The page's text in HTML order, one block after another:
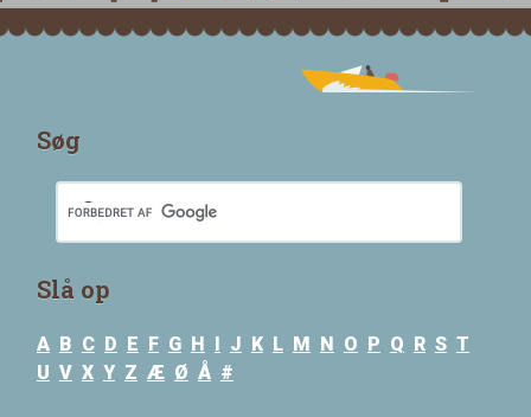
Søg
Slå op
A B C D E F G H J K L M N O P Q R S T
U V X Y Z Æ Ø Å #